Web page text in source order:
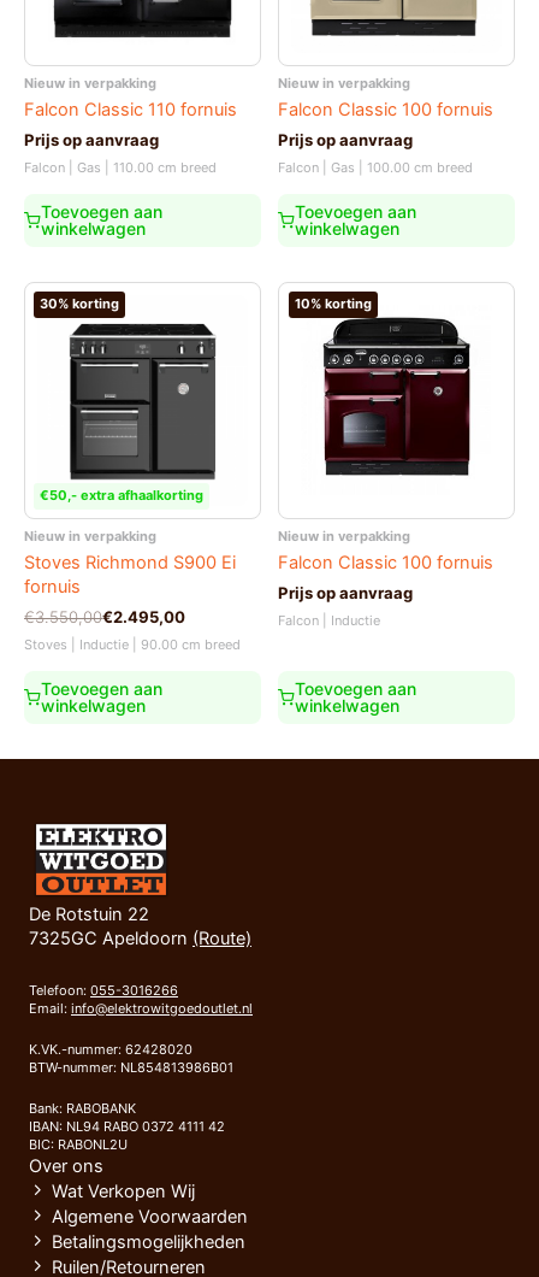
Nieuw in verpakking
Falcon Classic 110 fornuis
Prijs op aanvraag
Falcon | Gas | 110.00 cm breed
Toevoegen aan
winkelwagen
Nieuw in verpakking
Falcon Classic 100 fornuis
Prijs op aanvraag
Falcon | Gas | 100.00 cm breed
Toevoegen aan
winkelwagen
€50,- extra afhaalkorting
30% korting
Nieuw in verpakking
Stoves Richmond S900 Ei
fornuis
€3.550,00
Oorspronkelijke
prijs
€2.495,00
Huidige
prijs
Stoves | Inductie | 90.00 cm breed
Toevoegen aan
winkelwagen
10% korting
Nieuw in verpakking
Falcon Classic 100 fornuis
Prijs op aanvraag
Falcon | Inductie
Toevoegen aan
winkelwagen
De Rotstuin 22
7325GC Apeldoorn (Route)
Telefoon: 055-3016266
Email: info@elektrowitgoedoutlet.nl
K.VK.-nummer: 62428020
BTW-nummer: NL854813986B01
Bank: RABOBANK
IBAN: NL94 RABO 0372 4111 42
BIC: RABONL2U
Over ons
Wat Verkopen Wij
Algemene Voorwaarden
Betalingsmogelijkheden
Ruilen/Retourneren